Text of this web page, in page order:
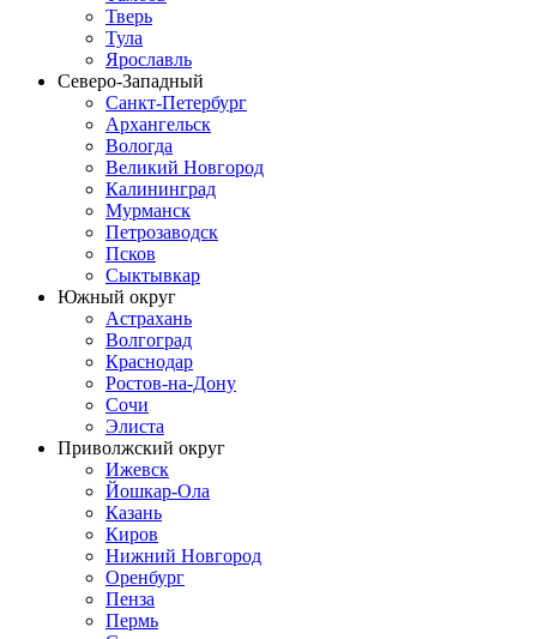
Тверь
Тула
Ярославль
Северо-Западный
Санкт-Петербург
Архангельск
Вологда
Великий Новгород
Калининград
Мурманск
Петрозаводск
Псков
Сыктывкар
Южный округ
Астрахань
Волгоград
Краснодар
Ростов-на-Дону
Сочи
Элиста
Приволжский округ
Ижевск
Йошкар-Ола
Казань
Киров
Нижний Новгород
Оренбург
Пенза
Пермь